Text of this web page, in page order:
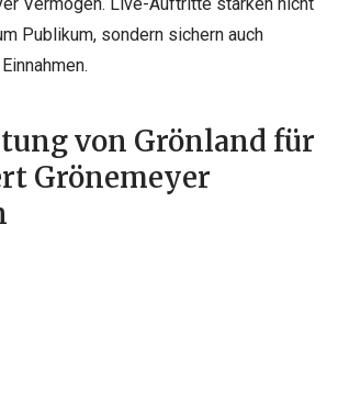
Publikum, sondern sichern auch
von Grönland für
Grönemeyer